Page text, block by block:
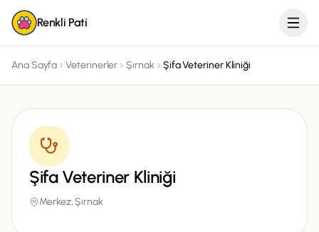
Renkli Pati
Ana Sayfa Veterinerler Şırnak Şifa Veteriner Kliniği
Şifa Veteriner Kliniği
Merkez,Şırnak